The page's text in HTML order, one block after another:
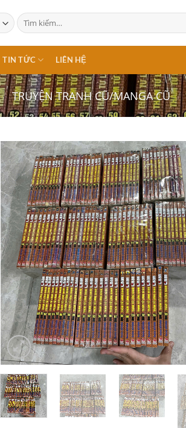
Tìm
kiếm:
TIN TỨC LIÊN HỆ
/ TRUYỆN TRANH CŨ/MANGA CŨ /